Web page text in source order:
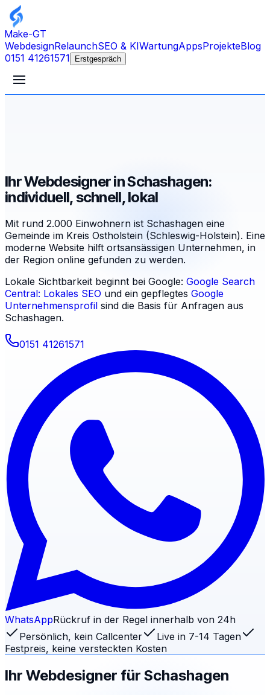
Make-GT
WebdesignRelaunchSEO & KIWartungAppsProjekteBlog
0151 41261571
Erstgespräch
Ihr Webdesigner in Schashagen:
individuell, schnell, lokal
Mit rund 2.000 Einwohnern ist Schashagen eine
Gemeinde im Kreis Ostholstein (Schleswig-Holstein). Eine
moderne Website hilft ortsansässigen Unternehmen, in
der Region online gefunden zu werden.
Lokale Sichtbarkeit beginnt bei Google: Google Search
Central: Lokales SEO und ein gepflegtes Google
Unternehmensprofil sind die Basis für Anfragen aus
Schashagen.
0151 41261571
WhatsAppRückruf in der Regel innerhalb von 24h
Persönlich, kein Callcenter
Live in 7-14 Tagen
Festpreis, keine versteckten Kosten
Ihr Webdesigner für Schashagen